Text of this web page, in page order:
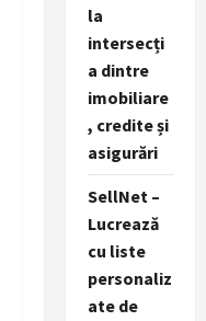
la
intersecți
a dintre
imobiliare
, credite și
asigurări
SellNet –
Lucrează
cu liste
personaliz
ate de